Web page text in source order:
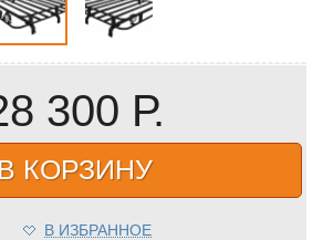
300 Р.
В КОРЗИНУ
В ИЗБРАННОЕ